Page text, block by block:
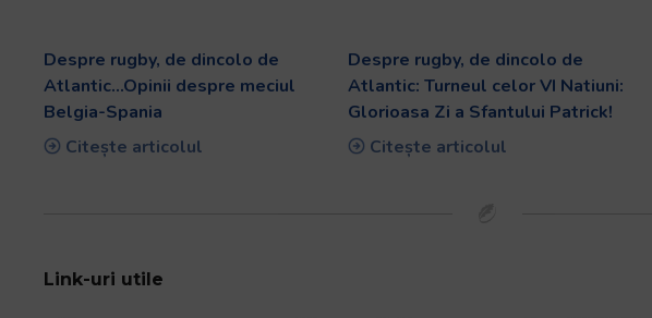
Despre rugby, de dincolo de
Atlantic…Opinii despre meciul
Belgia-Spania
Citește articolul
Despre rugby, de dincolo de
Atlantic: Turneul celor VI Natiuni:
Glorioasa Zi a Sfantului Patrick!
Citește articolul
Link-uri utile